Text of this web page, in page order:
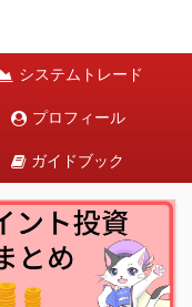
システムトレード
プロフィール
ガイドブック